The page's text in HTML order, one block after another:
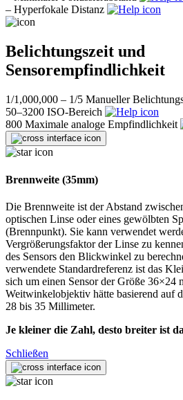
– Hyperfokale Distanz
Belichtungszeit und
Sensorempfindlichkeit
1/1,000,000 – 1/5 Manueller
50–3200 ISO-Bereich
800 Maximale analoge Empfindlichkeit
Brennweite (35mm)
Die Brennweite ist der Abstand
optischen Linse oder eines gewölbten
(Brennpunkt). Sie kann verwendet
Vergrößerungsfaktor der Linse zu
des Sensors den Blickwinkel zu
verwendete Standardreferenz ist das
sich um einen Sensor der Größe 36×24
Weitwinkelobjektiv hätte basierend auf
28 bis 35 Millimeter.
Je kleiner die Zahl, desto breiter ist
Schließen